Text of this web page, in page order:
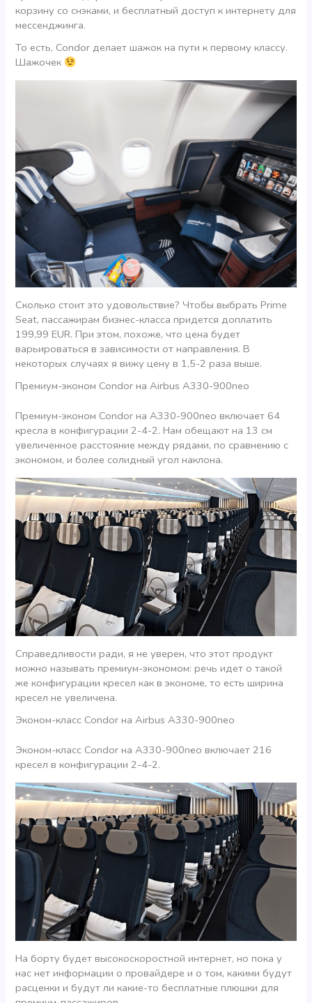
корзину со снэками, и бесплатный доступ к интернету для
мессенджинга.
То есть, Condor делает шажок на пути к первому классу.
Шажочек
Сколько стоит это удовольствие? Чтобы выбрать Prime
Seat, пассажирам бизнес-класса придется доплатить
199,99 EUR. При этом, похоже, что цена будет
варьироваться в зависимости от направления. В
некоторых случаях я вижу цену в 1,5-2 раза выше.
Премиум-эконом Condor на Airbus A330-900neo
Премиум-эконом Condor на A330-900neo включает 64
кресла в конфигурации 2-4-2. Нам обещают на 13 см
увеличенное расстояние между рядами, по сравнению с
экономом, и более солидный угол наклона.
Справедливости ради, я не уверен, что этот продукт
можно называть премиум-экономом: речь идет о такой
же конфигурации кресел как в экономе, то есть ширина
кресел не увеличена.
Эконом-класс Condor на Airbus A330-900neo
Эконом-класс Condor на A330-900neo включает 216
кресел в конфигурации 2-4-2.
На борту будет высокоскоростной интернет, но пока у
нас нет информации о провайдере и о том, какими будут
расценки и будут ли какие-то бесплатные плюшки для